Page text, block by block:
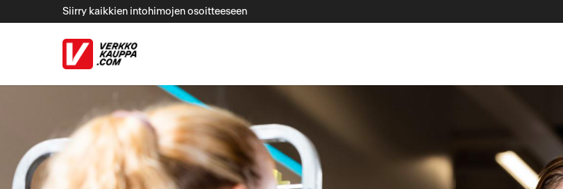
Siirry kaikkien intohimojen osoitteeseen